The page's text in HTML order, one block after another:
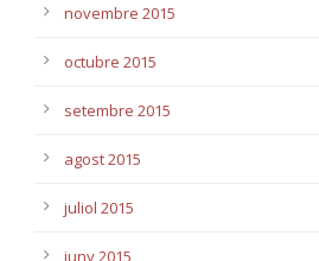
novembre 2015
octubre 2015
setembre 2015
agost 2015
juliol 2015
juny 2015